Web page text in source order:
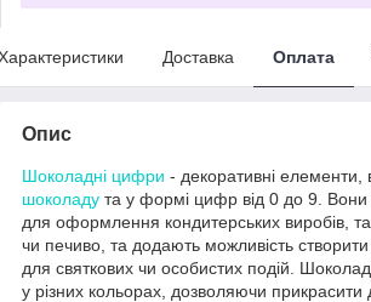
Доставка Оплата
Опис
Шоколадні цифри - декоративні елементи,
шоколаду та у формі цифр від 0 до 9. Вони
для оформлення кондитерських виробів,
чи печиво, та додають можливість створити
для святкових чи особистих подій.
у різних кольорах, дозволяючи прикрасити